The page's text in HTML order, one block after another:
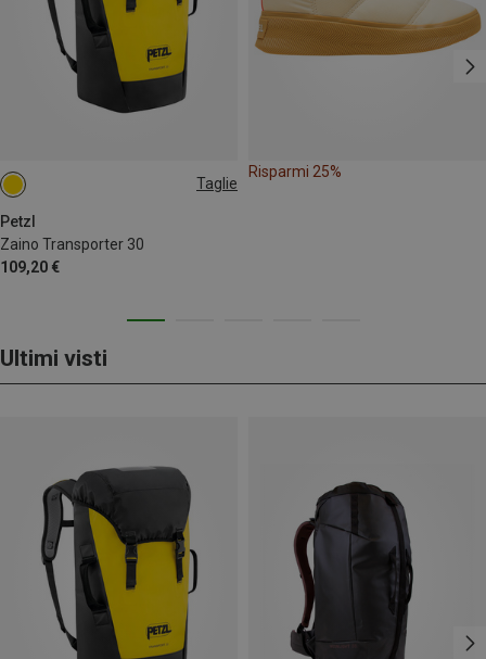
Taglie
Petzl
Zaino Transporter 30
109,20 €
30L
Risparmi 25%
Ultimi visti